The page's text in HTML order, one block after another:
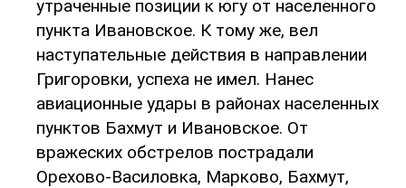
утраченные позиции к югу от населенного
пункта Ивановское. К тому же, вел
наступательные действия в направлении
Григоровки, успеха не имел. Нанес
авиационные удары в районах населенных
пунктов Бахмут и Ивановское. От
вражеских обстрелов пострадали
Орехово-Василовка, Марково, Бахмут,